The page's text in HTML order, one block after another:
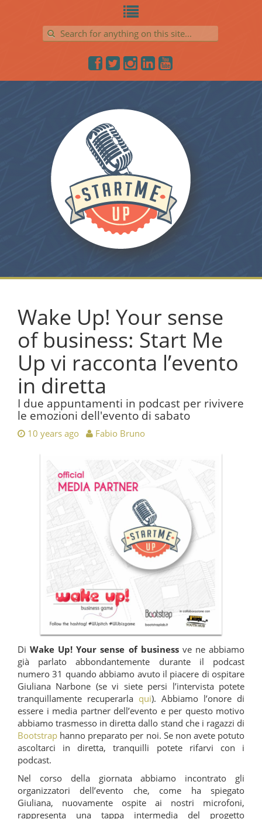
Search for:
Wake Up! Your sense
of business: Start Me
Up vi racconta l’evento
in diretta
I due appuntamenti in podcast per rivivere
le emozioni dell'evento di sabato
10 years ago Fabio Bruno
DiWake Up! Your sense of businessve ne abbiamo
già parlato abbondantemente durante il podcast
numero 31 quando abbiamo avuto il piacere di ospitare
Giuliana Narbone (se vi siete persi l’intervista potete
tranquillamente recuperarla qui). Abbiamo l’onore di
essere i media partner dell’evento e per questo motivo
abbiamo trasmesso in diretta dallo stand che i ragazzi di
Bootstrap hanno preparato per noi. Se non avete potuto
ascoltarci in diretta, tranquilli potete rifarvi con i
podcast.
Nel corso della giornata abbiamo incontrato gli
organizzatori dell’evento che, come ha spiegato
Giuliana, nuovamente ospite ai nostri microfoni,
rappresenta una tappa intermedia del progetto